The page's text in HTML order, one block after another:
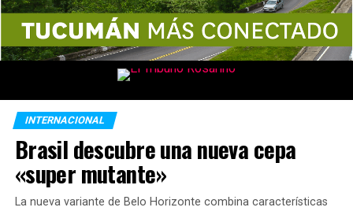
INTERNACIONAL
Brasil descubre una nueva cepa
«super mutante»
La nueva variante de Belo Horizonte combina características